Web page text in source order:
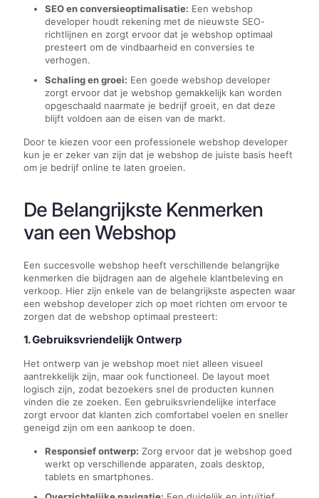
SEO en conversieoptimalisatie: Een webshop
developer houdt rekening met de nieuwste SEO-
richtlijnen en zorgt ervoor dat je webshop optimaal
presteert om de vindbaarheid en conversies te
verhogen.
Schaling en groei: Een goede webshop developer
zorgt ervoor dat je webshop gemakkelijk kan worden
opgeschaald naarmate je bedrijf groeit, en dat deze
blijft voldoen aan de eisen van de markt.
Door te kiezen voor een professionele webshop developer
kun je er zeker van zijn dat je webshop de juiste basis heeft
om je bedrijf online te laten groeien.
De Belangrijkste Kenmerken
van een Webshop
Een succesvolle webshop heeft verschillende belangrijke
kenmerken die bijdragen aan de algehele klantbeleving en
verkoop. Hier zijn enkele van de belangrijkste aspecten waar
een webshop developer zich op moet richten om ervoor te
zorgen dat de webshop optimaal presteert:
1. Gebruiksvriendelijk Ontwerp
Het ontwerp van je webshop moet niet alleen visueel
aantrekkelijk zijn, maar ook functioneel. De layout moet
logisch zijn, zodat bezoekers snel de producten kunnen
vinden die ze zoeken. Een gebruiksvriendelijke interface
zorgt ervoor dat klanten zich comfortabel voelen en sneller
geneigd zijn om een aankoop te doen.
Responsief ontwerp: Zorg ervoor dat je webshop goed
werkt op verschillende apparaten, zoals desktop,
tablets en smartphones.